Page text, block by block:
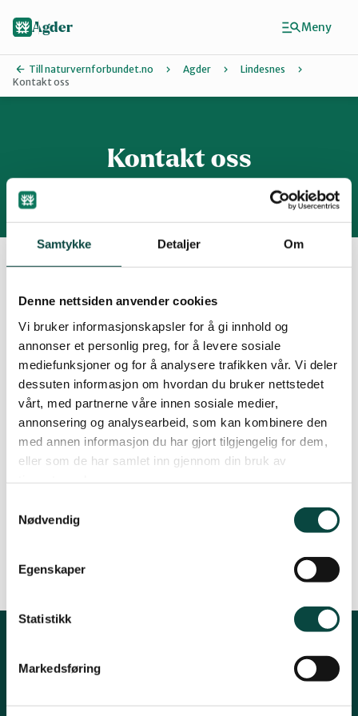
Samtykke Detaljer Om
Denne nettsiden anvender cookies
Vi bruker informasjonskapsler for å gi innhold og
annonser et personlig preg, for å levere sosiale
mediefunksjoner og for å analysere trafikken vår. Vi deler
dessuten informasjon om hvordan du bruker nettstedet
vårt, med partnerne våre innen sosiale medier,
annonsering og analysearbeid, som kan kombinere den
med annen informasjon du har gjort tilgjengelig for dem,
eller som de har samlet inn gjennom din bruk av
Nødvendig
Egenskaper
Statistikk
Markedsføring
Grimstad
Kristiansand
Lillesand
Lindesnes
Setesdal
Vennesla
Agder
Till naturvernforbundet.no Agder
Lindesnes
Kontakt oss
Kontakt oss
Ta kontakt med Naturvernforbundet i
Lindesnes.
Leder: Rådmund Steinsvåg
E-post:lindesnes@naturvernforbundet.no
Telefon: 901 60 166
Kontakt fylkeslaget